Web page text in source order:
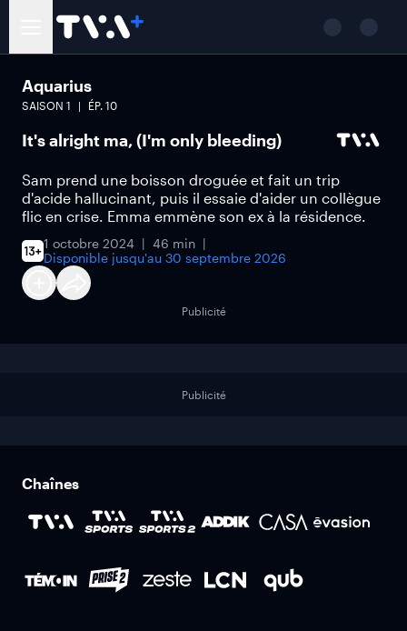
Aquarius
SAISON 1 ÉP. 10
It's alright ma, (I'm only bleeding)
Sam prend une boisson droguée et fait un trip
d'acide hallucinant, puis il essaie d'aider un collègue
flic en crise. Emma emmène son ex à la résidence.
1 octobre 2024
46 min
Disponible jusqu'au 30 septembre 2026
Publicité
Publicité
Chaînes